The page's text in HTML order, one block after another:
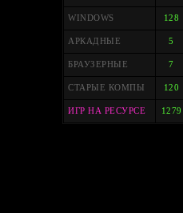
WINDOWS 128
АРКАДНЫЕ 5
БРАУЗЕРНЫЕ 7
СТАРЫЕ КОМПЫ 120
ИГР НА РЕСУРСЕ 1279